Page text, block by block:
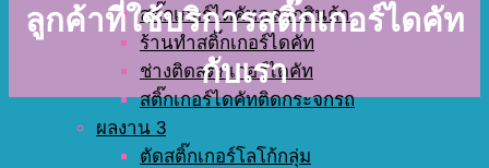
สติ๊กเกอร์ไดคัทฉลากสินค้า
ร้านทำสติ๊กเกอร์ไดคัท
ช่างติดสติ๊กเกอร์ไดคัท
สติ๊กเกอร์ไดคัทติดกระจกรถ
ผลงาน 3
ตัดสติ๊กเกอร์โลโก้กลุ่ม
ลูกค้าที่ใช้บริการสติ๊กเกอร์ไดคัท
กับเรา